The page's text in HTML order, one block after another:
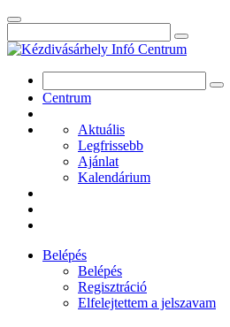
Centrum
Aktuális
Legfrissebb
Ajánlat
Kalendárium
Belépés
Belépés
Regisztráció
Elfelejtettem a jelszavam